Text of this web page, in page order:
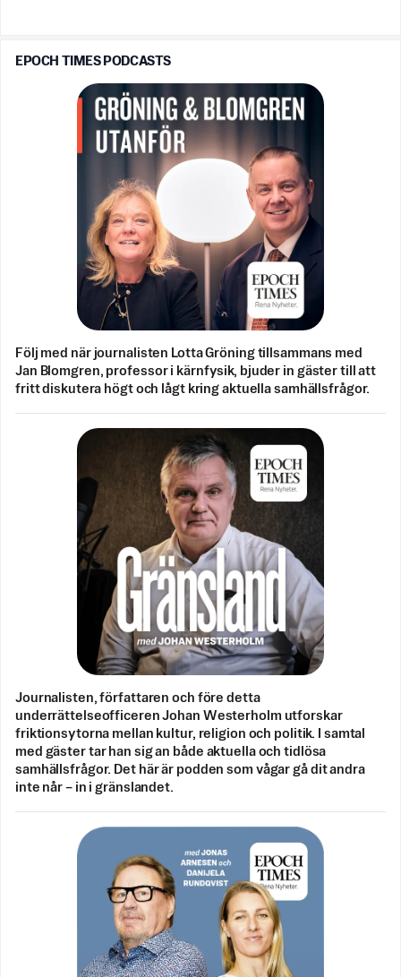
EPOCH TIMES PODCASTS
Följ med när journalisten Lotta Gröning tillsammans med
Jan Blomgren, professor i kärnfysik, bjuder in gäster till att
fritt diskutera högt och lågt kring aktuella samhällsfrågor.
Journalisten, författaren och före detta
underrättelseofficeren Johan Westerholm utforskar
friktionsytorna mellan kultur, religion och politik. I samtal
med gäster tar han sig an både aktuella och tidlösa
samhällsfrågor. Det här är podden som vågar gå dit andra
inte når – in i gränslandet.